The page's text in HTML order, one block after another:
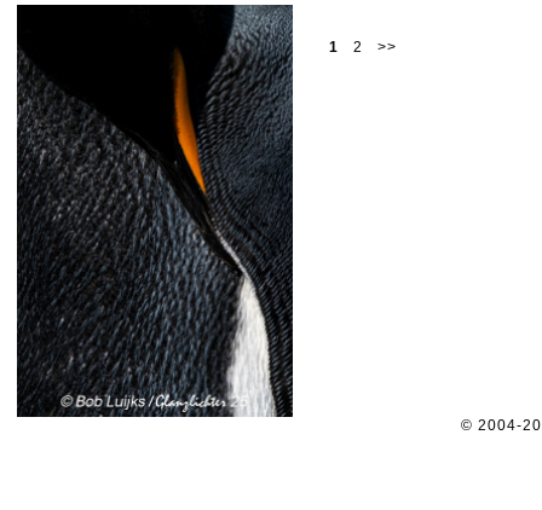
1 2 >>
© 2004-